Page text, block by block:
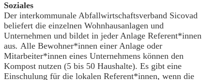
Soziales
Der interkommunale Abfallwirtschaftsverband Sicovad
beliefert die einzelnen Wohnhausanlagen und
Unternehmen und bildet in jeder Anlage Referent*innen
aus. Alle Bewohner*innen einer Anlage oder
Mitarbeiter*innen eines Unternehmens können den
Kompost nutzen (5 bis 50 Haushalte). Es gibt eine
Einschulung für die lokalen Referent*innen, wenn die